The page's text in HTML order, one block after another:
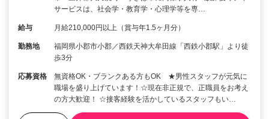
サービスは、社会学・教育学・心理学等を専…
給与 月給210,000円以上（賞与年1.5ヶ月分）
勤務地
福岡県小郡市小郡／西鉄天神大牟田線「西鉄小郡駅」より徒
歩3分
応募資格
無資格OK・ブランクある方もOK ★男性スタッフが元気に
職場を盛り上げています！☆現在非正規で、正職員をお考え
の方大歓迎！ ☆接客経験を活かしているスタッフもい…